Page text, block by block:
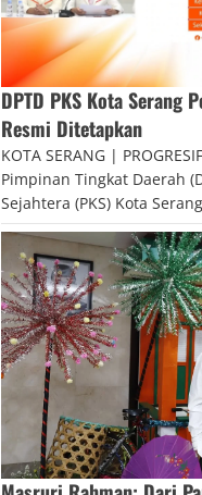
DPTD PKS Kota Serang
Resmi Ditetapkan
KOTA SERANG |
Pimpinan Tingkat Daerah
Sejahtera (PKS) Kota